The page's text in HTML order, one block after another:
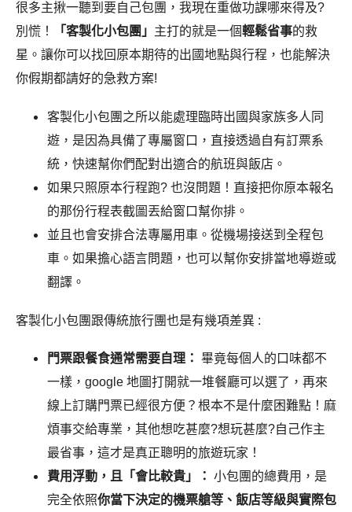
很多主揪一聽到要自己包團，我現在重做功課哪來得及?
別慌！
「客製化小包團」 主打的就是一個輕鬆省事的救
星。讓你可以找回原本期待的出國地點與行程，也能解決
你假期都請好的急救方案!
客製化小包團之所以能處理臨時出國與家族多人同
遊，是因為具備了專屬窗口，直接透過自有訂票系
統，快速幫你們配對出適合的航班與飯店。
如果只照原本行程跑? 也沒問題！直接把你原本報名
的那份行程表截圖丟給窗口幫你排。
並且也會安排合法專屬用車。從機場接送到全程包
車。如果擔心語言問題，也可以幫你安排當地導遊或
翻譯。
客製化小包團跟傳統旅行團也是有幾項差異 :
門票跟餐食通常需要自理： 畢竟每個人的口味都不
一樣，google 地圖打開就一堆餐廳可以選了，再來
線上訂購門票已經很方便？根本不是什麼困難點！麻
煩事交給專業，其他想吃甚麼?想玩甚麼?自己作主
最省事，這才是真正聰明的旅遊玩家！
費用浮動，且「會比較貴」： 小包團的總費用，是
完全依照你當下決定的機票艙等、飯店等級與實際包